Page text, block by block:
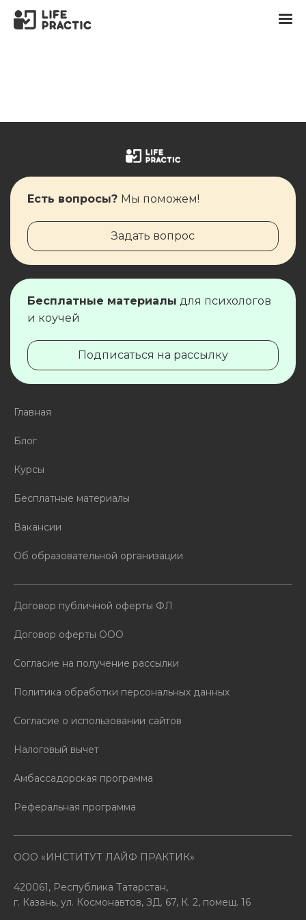
Есть вопросы? Мы поможем!
Задать вопрос
Бесплатные материалы для ​​​​психологов
и коучей
Подписаться на рассылку
Главная
Блог
Курсы
Бесплатные материалы
Вакансии
Об образовательной организации
Договор публичной оферты ФЛ
Договор оферты ООО
Согласие на получение рассылки
Политика обработки персональных данных
Согласие о использовании сайтов
Налоговый вычет
Амбассадорская программа
Реферальная программа
ООО «ИНСТИТУТ ЛАЙФ ПРАКТИК»
420061, Республика Татарстан,
г. Казань, ул. Космонавтов, ЗД. 67, К. 2, помещ. 16